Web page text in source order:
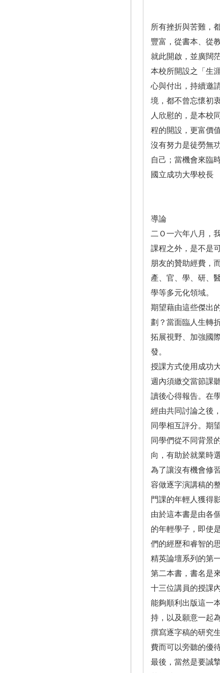
所有挫折與苦難，
豐富，從書本、從
就此開啟，並廣闊
本校所開設之「生
心與付出，持續邀
境，都不曾忘懷初
人欣慰的，是本校
程的開設，更富價
沒有努力是徒勞無
自己；當機會來臨
國立成功大學校長
導論
二Ｏ一六年八月，
課程之外，是不是
朋友的贊助經費，
產、官、學、研、
學等多元化領域。
期望藉由這些傑出
劃？當面臨人生轉
拓展視野、加強國
發。
授課方式使用成功
週內須繳交當節課
讀後心得報告。在
經由共同討論之後
同學相互評分。期
同學們從不同背景
向，有助於就業時
為了讓沒有機會修
容做逐字演講稿的
門課的年輕人獲得
由於這本書是由各
的年輕學子，即使
們的經歷和睿智的
精英論壇系列的第
第二本書，書名是
十三位講員的授課
能夠順利出版這一
持，以及願意一起
撰寫逐字稿的研究
費而可以旁聽的優
最後，當然是要誠